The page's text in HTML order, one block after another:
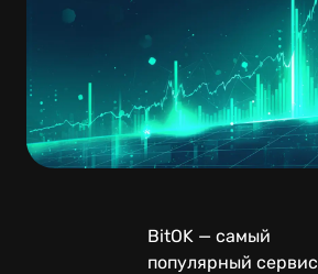
BitOK — самый
популярный сервис